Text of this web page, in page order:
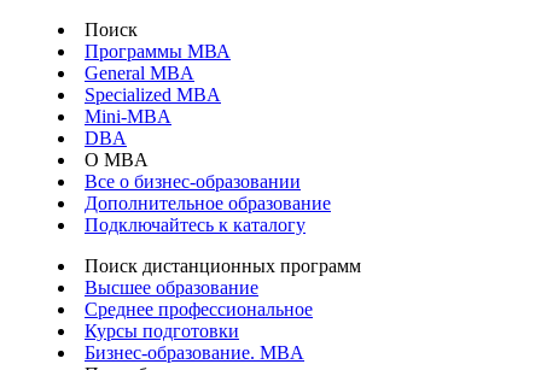
Поиск
Программы МВА
General MBA
Specialized MBA
Mini-MBA
DBA
О MBA
Все о бизнес-образовании
Дополнительное образование
Подключайтесь к каталогу
Поиск дистанционных программ
Высшее образование
Среднее профессиональное
Курсы подготовки
Бизнес-образование. MBA